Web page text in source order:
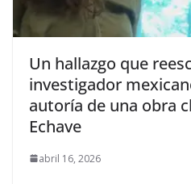
Un hallazgo que
investigador
autoría de una obra
Echave
abril 16, 2026